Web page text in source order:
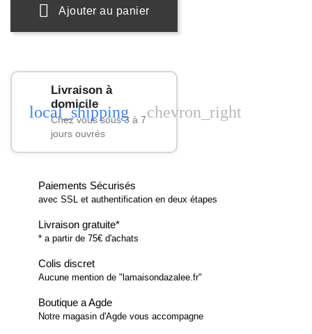
Ajouter au panier
local_shipping
Livraison à
domicile
Chez vous sous 3 à 7
jours ouvrés
chevron_right
Paiements Sécurisés
avec SSL et authentification en deux étapes
Livraison gratuite*
* a partir de 75€ d'achats
Colis discret
Aucune mention de "lamaisondazalee.fr"
Boutique a Agde
Notre magasin d'Agde vous accompagne